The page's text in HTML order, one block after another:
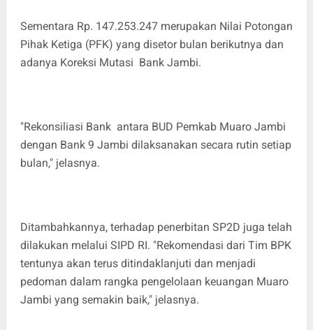
Sementara Rp. 147.253.247 merupakan Nilai Potongan
Pihak Ketiga (PFK) yang disetor bulan berikutnya dan
adanya Koreksi Mutasi Bank Jambi.
"Rekonsiliasi Bank antara BUD Pemkab Muaro Jambi
dengan Bank 9 Jambi dilaksanakan secara rutin setiap
bulan," jelasnya.
Ditambahkannya, terhadap penerbitan SP2D juga telah
dilakukan melalui SIPD RI. "Rekomendasi dari Tim BPK
tentunya akan terus ditindaklanjuti dan menjadi
pedoman dalam rangka pengelolaan keuangan Muaro
Jambi yang semakin baik," jelasnya.